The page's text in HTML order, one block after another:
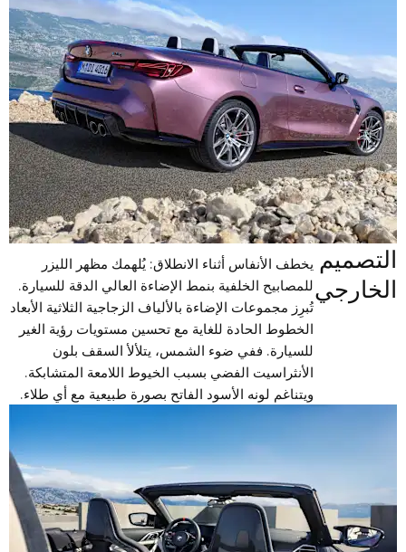
التصميم
الخارجي
يخطف الأنفاس أثناء الانطلاق: يُلهمك مظهر الليزر
للمصابيح الخلفية بنمط الإضاءة العالي الدقة للسيارة.
تُبرِز مجموعات الإضاءة بالألياف الزجاجية الثلاثية الأبعاد
الخطوط الحادة للغاية مع تحسين مستويات رؤية الغير
للسيارة. ففي ضوء الشمس، يتلألأ السقف بلون
الأنثراسيت الفضي بسبب الخيوط اللامعة المتشابكة.
ويتناغم لونه الأسود الفاتح بصورة طبيعية مع أي طلاء.